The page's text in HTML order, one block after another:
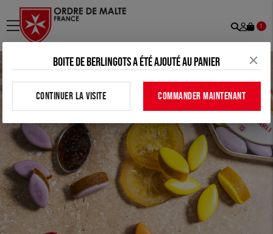
menu
Mon
1
Boite de Berlingots a été ajouté au panier
CONTINUER LA VISITE COMMANDER MAINTENANT